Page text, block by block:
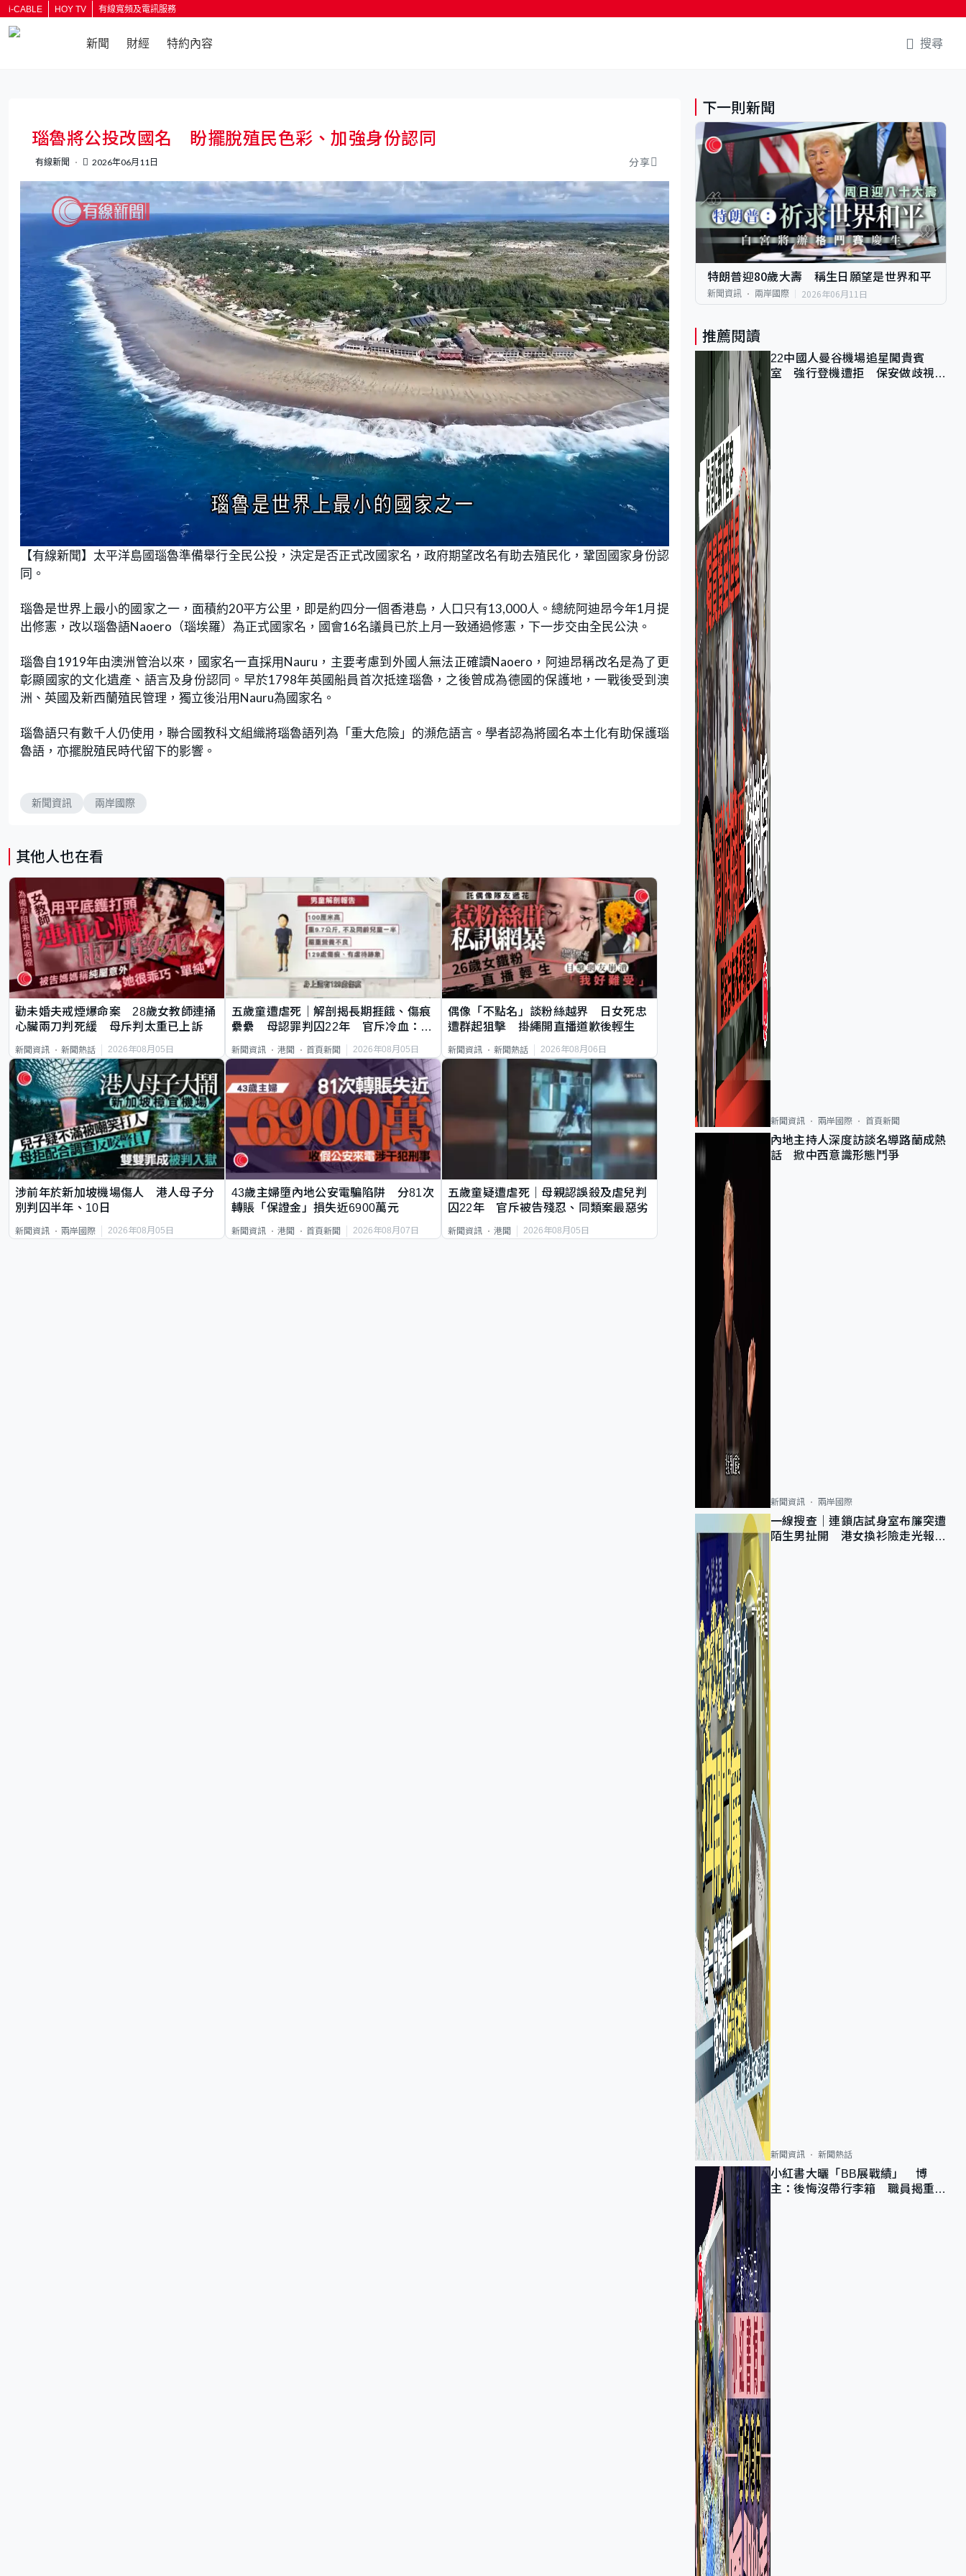
i-CABLE HOY TV 有線寬頻及電訊服務
新聞 財經 特約內容 搜尋
瑙魯將公投改國名 盼擺脫殖民色彩、加強身份認同
有線新聞 2026年06月11日 分享
n
m
u
a
d
4
%
【有線新聞】太平洋島國瑙魯準備舉行全民公投，決定是否正式改國家名，政府期望改名有助去殖民化，鞏固國家身份認
同。
瑙魯是世界上最小的國家之一，面積約20平方公里，即是約四分一個香港島，人口只有13,000人。總統阿迪昂今年1月提
出修憲，改以瑙魯語Naoero（瑙埃羅）為正式國家名，國會16名議員已於上月一致通過修憲，下一步交由全民公決。
瑙魯自1919年由澳洲管治以來，國家名一直採用Nauru，主要考慮到外國人無法正確讀Naoero，阿迪昂稱改名是為了更
彰顯國家的文化遺產、語言及身份認同。早於1798年英國船員首次抵達瑙魯，之後曾成為德國的保護地，一戰後受到澳
洲、英國及新西蘭殖民管理，獨立後沿用Nauru為國家名。
瑙魯語只有數千人仍使用，聯合國教科文組織將瑙魯語列為「重大危險」的瀕危語言。學者認為將國名本土化有助保護瑙
魯語，亦擺脫殖民時代留下的影響。
新聞資訊 兩岸國際
其他人也在看
勸未婚夫戒煙爆命案 28歲女教師連捅
心臟兩刀判死緩 母斥判太重已上訴
新聞資訊 新聞熱話 2026年08月05日
五歲童遭虐死｜解剖揭長期捱餓、傷痕
纍纍 母認罪判囚22年 官斥冷血：同
新聞資訊 港聞 首頁新聞 2026年08月05日
偶像「不點名」談粉絲越界 日女死忠
遭群起狙擊 掛繩開直播道歉後輕生
新聞資訊 新聞熱話 2026年08月06日
涉前年於新加坡機場傷人 港人母子分
別判囚半年、10日
新聞資訊 兩岸國際 2026年08月05日
43歲主婦墮內地公安電騙陷阱 分81次
轉賬「保證金」損失近6900萬元
新聞資訊 港聞 首頁新聞 2026年08月07日
五歲童疑遭虐死｜母親認誤殺及虐兒判
囚22年 官斥被告殘忍、同類案最惡劣
新聞資訊 港聞 2026年08月05日
下一則新聞
特朗普迎80歲大壽 稱生日願望是世界和平
新聞資訊 兩岸國際 2026年06月11日
推薦閱讀
22中國人曼谷機場追星闖貴賓
室 強行登機遭拒 保安做歧視手
新聞資訊 兩岸國際 首頁新聞
內地主持人深度訪談名導路蘭成熱
話 掀中西意識形態鬥爭
新聞資訊 兩岸國際
一線搜查｜連鎖店試身室布簾突遭
陌生男扯開 港女換衫險走光報
新聞資訊 新聞熱話
小紅書大曬「BB展戰績」 博
主：後悔沒帶行李箱 職員揭重複